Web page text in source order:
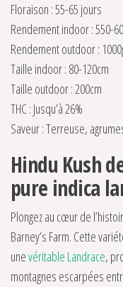
Floraison : 55-65 jours
Rendement indoor : 550-
Rendement outdoor :
Taille indoor : 80-120cm
Taille outdoor : 200cm
THC : Jusqu’à 26%
Saveur : Terreuse,
Hindu Kush
pure indica
Plongez au cœur de
Barney’s Farm. Cette
unevéritable Landrace,
montagnes escarpées